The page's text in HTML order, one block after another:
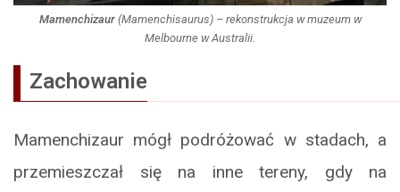
Mamenchizaur(Mamenchisaurus) – rekonstrukcja w muzeum w
Melbourne w Australii.
Zachowanie
Mamenchizaur mógł podróżować w stadach, a
przemieszczał się na inne tereny, gdy na